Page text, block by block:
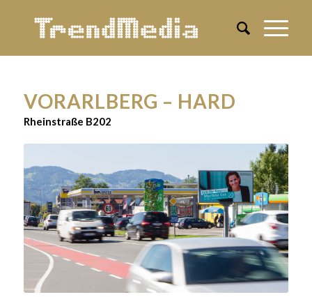
VORARLBERG – HARD
Rheinstraße B202